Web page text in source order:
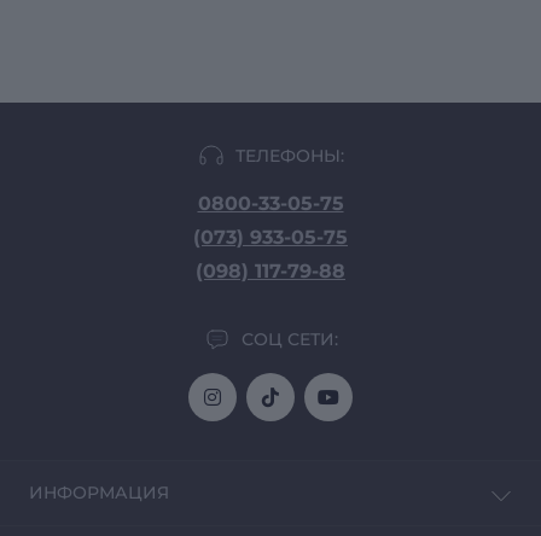
ТЕЛЕФОНЫ:
0800-33-05-75
(073) 933-05-75
(098) 117-79-88
СОЦ СЕТИ:
ИНФОРМАЦИЯ